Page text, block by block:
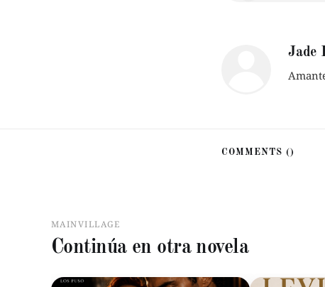
Jade
COMMENTS ()
MAINVILLAGE
Continúa en otra novela